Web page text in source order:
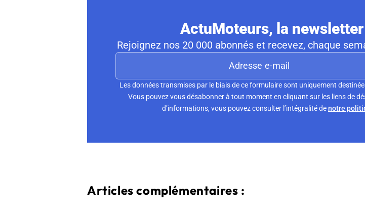
ActuMoteurs, la
Rejoignez nos 20 000 abonnés et recevez, chaque
Les données transmises par le biais de ce formulaire sont uniquement
Vous pouvez vous désabonner à tout moment en cliquant sur les liens de
d’informations, vous pouvez consulter l’intégralité denotre
Articles complémentaires :